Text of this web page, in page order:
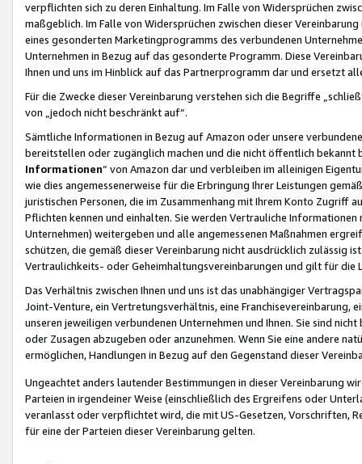
verpflichten sich zu deren Einhaltung. Im Falle von Widersprüchen
maßgeblich. Im Falle von Widersprüchen zwischen dieser
eines gesonderten Marketingprogramms des verbundenen
Unternehmen in Bezug auf das gesonderte Programm. Diese
Ihnen und uns im Hinblick auf das Partnerprogramm dar und ersetzt
Für die Zwecke dieser Vereinbarung verstehen sich die Begriffe
von „jedoch nicht beschränkt auf“.
Sämtliche Informationen in Bezug auf Amazon oder unsere
bereitstellen oder zugänglich machen und die nicht öffentlich
Informationen“ von Amazon dar und verbleiben im alleinigen
wie dies angemessenerweise für die Erbringung Ihrer Leistungen
juristischen Personen, die im Zusammenhang mit Ihrem Konto
Pflichten kennen und einhalten. Sie werden Vertrauliche
Unternehmen) weitergeben und alle angemessenen Maßnahmen
schützen, die gemäß dieser Vereinbarung nicht ausdrücklich zulässig
Vertraulichkeits- oder Geheimhaltungsvereinbarungen und gilt für die
Das Verhältnis zwischen Ihnen und uns ist das unabhängiger
Joint-Venture, ein Vertretungsverhältnis, eine Franchisevereinbarung,
unseren jeweiligen verbundenen Unternehmen und Ihnen. Sie sind
oder Zusagen abzugeben oder anzunehmen. Wenn Sie eine andere
ermöglichen, Handlungen in Bezug auf den Gegenstand dieser
Ungeachtet anders lautender Bestimmungen in dieser Vereinbarung
Parteien in irgendeiner Weise (einschließlich des Ergreifens oder
veranlasst oder verpflichtet wird, die mit US-Gesetzen, Vorschriften,
für eine der Parteien dieser Vereinbarung gelten.